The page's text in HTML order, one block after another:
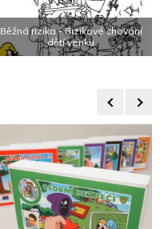
Běžná rizika - Rizikové chování
dětí venku